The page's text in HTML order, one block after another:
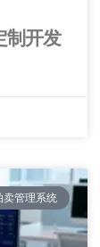
制开发
卖管理系统